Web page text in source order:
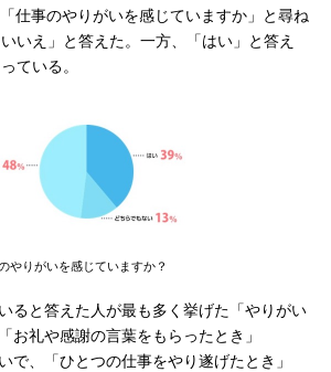
仕事のやりがいを感じていますか」と尋ね
いえ」と答えた。一方、「はい」と答え
ている。
やりがいを感じていますか？
ると答えた人が最も多く挙げた「やりがい
お礼や感謝の言葉をもらったとき」
で、「ひとつの仕事をやり遂げたとき」